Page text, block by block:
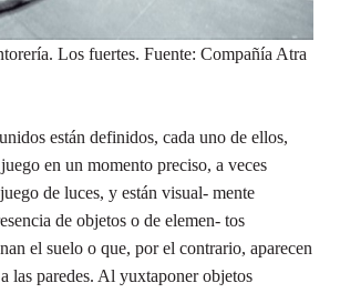
Los fuertes. Fuente: Compañía Atra
están definidos, cada uno de ellos,
en un momento preciso, a veces
de luces, y están visual- mente
de objetos o de elemen- tos
el suelo o que, por el contrario, aparecen
las paredes. Al yuxtaponer objetos